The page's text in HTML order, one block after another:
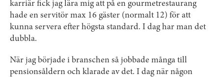
karriär fick jag lära mig att på en gourmetrestaurang
hade en servitör max 16 gäster (normalt 12) för att
kunna servera efter högsta standard. I dag har man det
dubbla.
När jag började i branschen så jobbade många till
pensionsåldern och klarade av det. I dag när någon